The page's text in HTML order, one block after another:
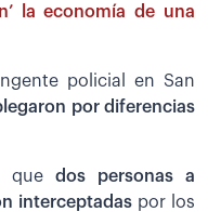
la economía de una
policial en San
por diferencias
que dos personas a
interceptadas por los